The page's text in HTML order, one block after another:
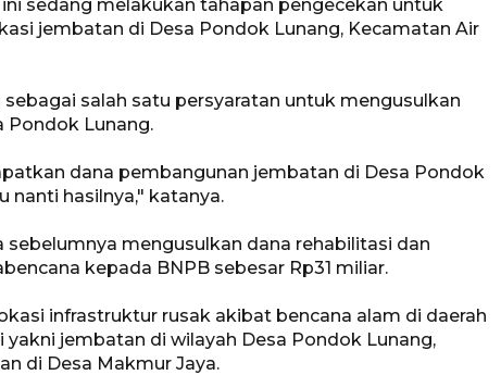
sedang melakukan tahapan pengecekan untuk
jembatan di Desa Pondok Lunang, Kecamatan Air
salah satu persyaratan untuk mengusulkan
Pondok Lunang.
dana pembangunan jembatan di Desa Pondok
nanti hasilnya," katanya.
sebelumnya mengusulkan dana rehabilitasi dan
kepada BNPB sebesar Rp31 miliar.
infrastruktur rusak akibat bencana alam di daerah
jembatan di wilayah Desa Pondok Lunang,
di Desa Makmur Jaya.